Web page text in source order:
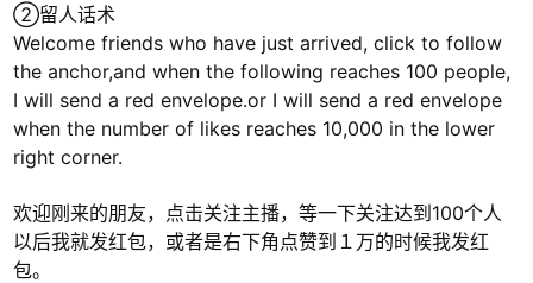
②留人话术
Welcome friends who have just arrived, click to follow
the anchor,and when the following reaches 100 people,
I will send a red envelope.or I will send a red envelope
when the number of likes reaches 10,000 in the lower
right corner.
欢迎刚来的朋友，点击关注主播，等一下关注达到100个人
以后我就发红包，或者是右下角点赞到１万的时候我发红
包。